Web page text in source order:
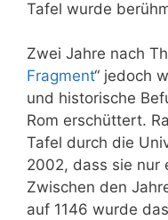
Tafel wurde
Zwei Jahre nach
Fragment“ jedoch
und historische
Rom erschüttert.
Tafel durch die
2002, dass sie nur
Zwischen den
auf 1146 wurde